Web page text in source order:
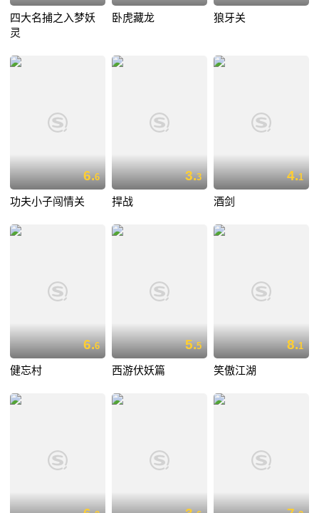
四大名捕之入梦妖
灵
卧虎藏龙 狼牙关
6.6
功夫小子闯情关
3.3
捍战
4.1
酒剑
6.6
健忘村
5.5
西游伏妖篇
8.1
笑傲江湖